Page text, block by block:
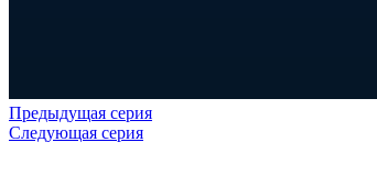
Предыдущая серия
Следующая серия